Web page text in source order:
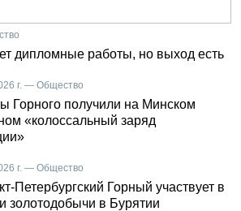
дипломные работы, но выход есть
г. — Общество
Горного получили на Минском
«колоссальный заряд
г. — Общество
Петербургский Горный участвует в
золотодобычи в Бурятии